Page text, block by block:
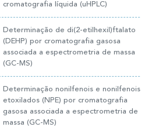
cromatografia líquida (uHPLC)
Determinação de di(2-etilhexil)ftalato
(DEHP) por cromatografia gasosa
associada a espectrometria de massa
(GC-MS)
Determinação nonilfenois e nonilfenois
etoxilados (NPE) por cromatografia
gasosa associada a espectrometria de
massa (GC-MS)